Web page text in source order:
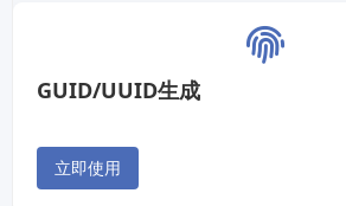
GUID/UUID生成
立即使用